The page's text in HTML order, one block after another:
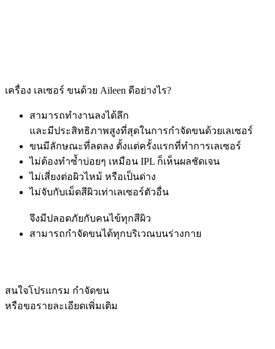
เครื่อง เลเซอร์ ขนด้วย Aileen ดีอย่างไร?
สามารถทำงานลงได้ลึก
และมีประสิทธิภาพสูงที่สุดในการกำจัดขนด้วยเลเซอร์
ขนมีลักษณะที่ลดลง ตั้งแต่ครั้งแรกที่ทำการเลเซอร์
ไม่ต้องทำซ้ำบ่อยๆ เหมือน IPL ก็เห็นผลชัดเจน
ไม่เสี่ยงต่อผิวไหม้ หรือเป็นด่าง
ไม่จับกับเม็ดสีผิวเท่าเลเซอร์ตัวอื่น
จึงมีปลอดภัยกับคนไข้ทุกสีผิว
สามารถกำจัดขนได้ทุกบริเวณบนร่างกาย
สนใจโปรแกรม กำจัดขน
หรือขอรายละเอียดเพิ่มเติม